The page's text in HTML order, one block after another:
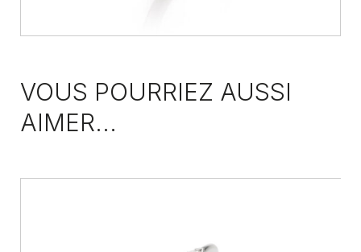
VOUS POURRIEZ AUSSI
AIMER...